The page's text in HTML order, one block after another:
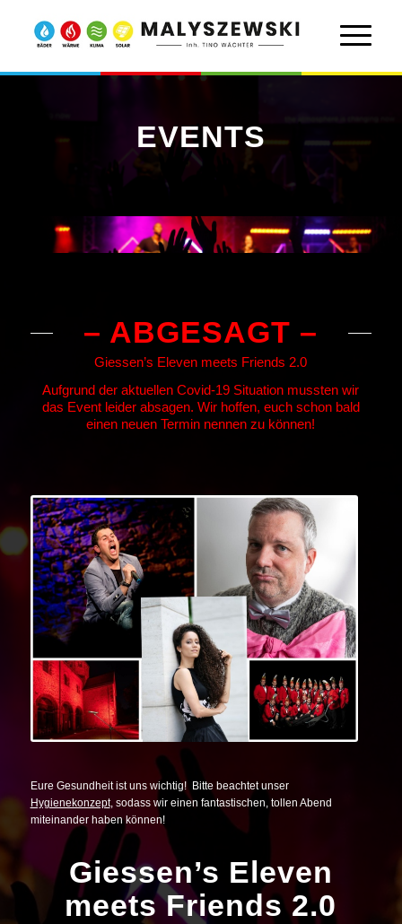
EVENTS
– ABGESAGT –
Giessen’s Eleven meets Friends 2.0
Aufgrund der aktuellen Covid-19 Situation mussten wir
das Event leider absagen. Wir hoffen, euch schon bald
einen neuen Termin nennen zu können!
Eure Gesundheit ist uns wichtig! Bitte beachtet unser
Hygienekonzept, sodass wir einen fantastischen, tollen Abend
miteinander haben können!
Giessen’s Eleven
meets Friends 2.0